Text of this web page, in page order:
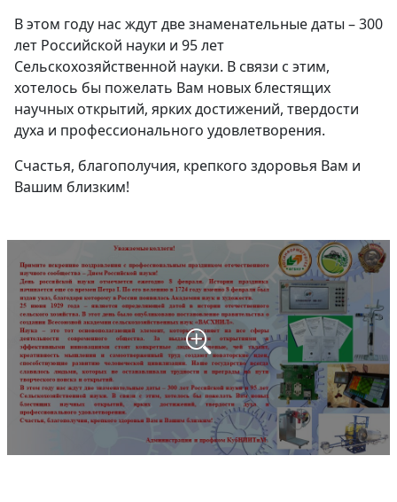
В этом году нас ждут две знаменательные даты – 300
лет Российской науки и 95 лет
Сельскохозяйственной науки. В связи с этим,
хотелось бы пожелать Вам новых блестящих
научных открытий, ярких достижений, твердости
духа и профессионального удовлетворения.
Счастья, благополучия, крепкого здоровья Вам и
Вашим близким!